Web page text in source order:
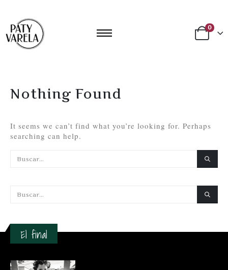
0
Nothing Found
It seems we can’t find what you’re looking for. Perhaps
searching can help.
El final